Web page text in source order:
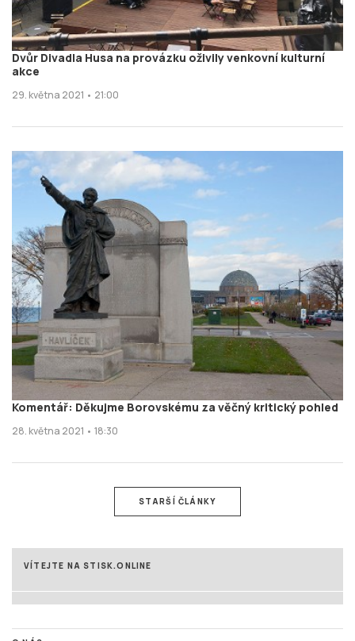
Dvůr Divadla Husa na provázku oživily venkovní kulturní
akce
29. května 2021 • 21:00
Komentář: Děkujme Borovskému za věčný kritický pohled
28. května 2021 • 18:30
STARŠÍ ČLÁNKY
VÍTEJTE NA STISK.ONLINE